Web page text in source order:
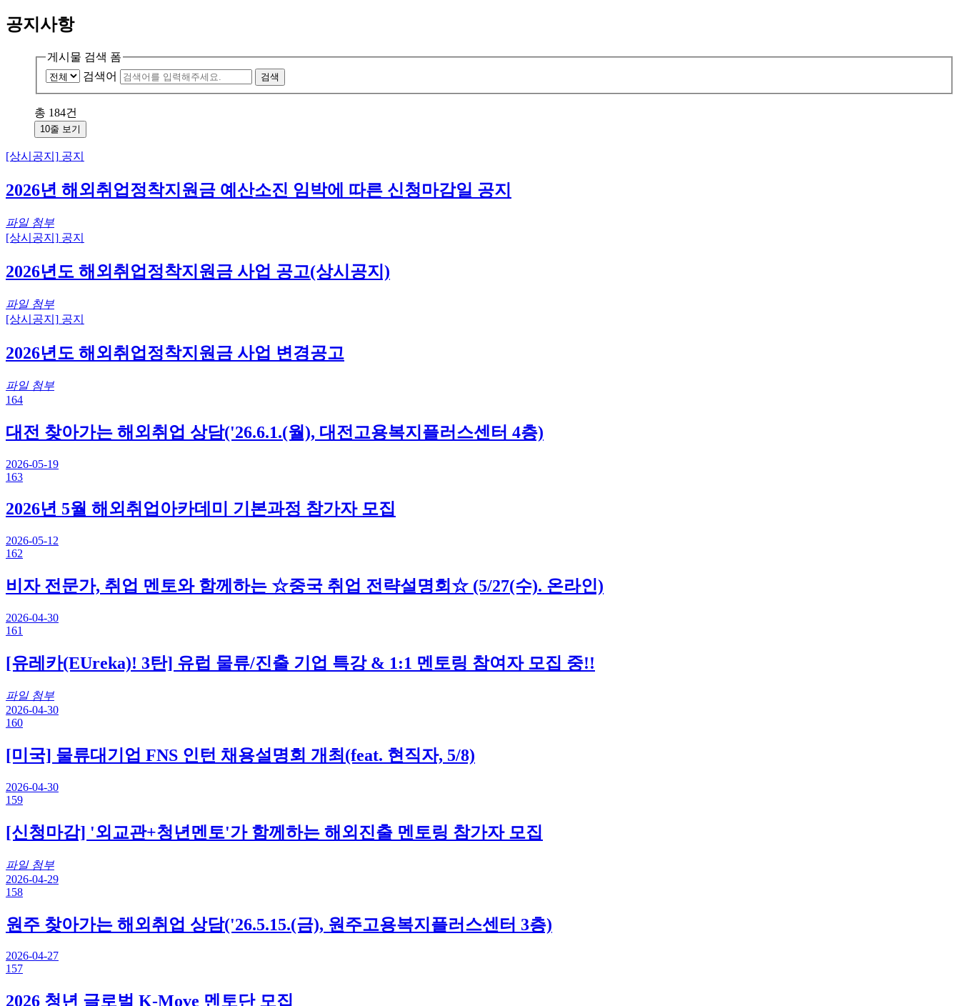
공지사항
게시물 검색 폼
검색어
총 184건
10줄 보기
[상시공지] 공지
2026년 해외취업정착지원금 예산소진 임박에 따른 신청마감일 공지
파일 첨부
[상시공지] 공지
2026년도 해외취업정착지원금 사업 공고(상시공지)
파일 첨부
[상시공지] 공지
2026년도 해외취업정착지원금 사업 변경공고
파일 첨부
164
대전 찾아가는 해외취업 상담('26.6.1.(월), 대전고용복지플러스센터 4층)
2026-05-19
163
2026년 5월 해외취업아카데미 기본과정 참가자 모집
2026-05-12
162
비자 전문가, 취업 멘토와 함께하는 ☆중국 취업 전략설명회☆ (5/27(수). 온라인)
2026-04-30
161
[유레카(EUreka)! 3탄] 유럽 물류/진출 기업 특강 & 1:1 멘토링 참여자 모집 중!!
파일 첨부
2026-04-30
160
[미국] 물류대기업 FNS 인턴 채용설명회 개최(feat. 현직자, 5/8)
2026-04-30
159
[신청마감] '외교관+청년멘토'가 함께하는 해외진출 멘토링 참가자 모집
파일 첨부
2026-04-29
158
원주 찾아가는 해외취업 상담('26.5.15.(금), 원주고용복지플러스센터 3층)
2026-04-27
157
2026 청년 글로벌 K-Move 멘토단 모집